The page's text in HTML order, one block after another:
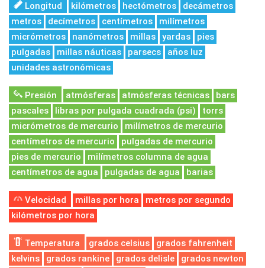
Longitud kilómetros hectómetros
decámetros
metros
decímetros centímetros
milímetros
micrómetros
nanómetros millas yardas
pies
pulgadas
millas náuticas parsecs
años luz
unidades astronómicas
Presión atmósferas atmósferas técnicas
bars
pascales
libras por pulgada cuadrada (psi)
torrs
micrómetros de mercurio
milímetros de mercurio
centímetros de mercurio
pulgadas de mercurio
pies de mercurio
milímetros columna de agua
centímetros de agua
pulgadas de agua barias
Velocidad millas por hora
metros por segundo
kilómetros por hora
Temperatura grados celsius
grados fahrenheit
kelvins
grados rankine grados delisle
grados newton